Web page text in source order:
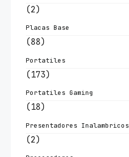
(2)
Placas Base
(88)
Portatiles
(173)
Portatiles Gaming
(18)
Presentadores Inalambricos
(2)